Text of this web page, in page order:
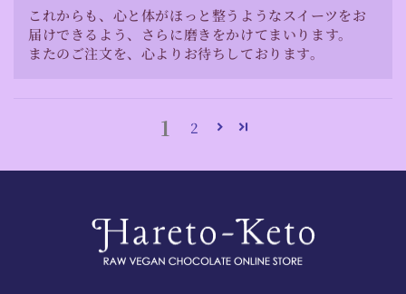
これからも、心と体がほっと整うようなスイーツをお
届けできるよう、さらに磨きをかけてまいります。
またのご注文を、心よりお待ちしております。
1 2